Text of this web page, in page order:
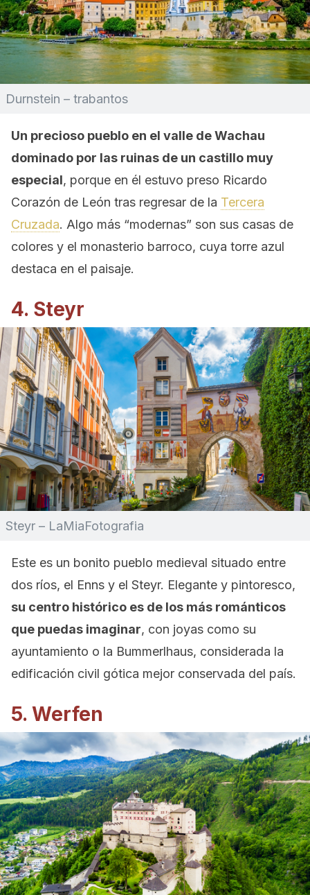
Durnstein – trabantos
Un precioso pueblo en el valle de Wachau
dominado por las ruinas de un castillo muy
especial, porque en él estuvo preso Ricardo
Corazón de León tras regresar de la Tercera
Cruzada. Algo más “modernas” son sus casas de
colores y el monasterio barroco, cuya torre azul
destaca en el paisaje.
4. Steyr
Steyr – LaMiaFotografia
Este es un bonito pueblo medieval situado entre
dos ríos, el Enns y el Steyr. Elegante y pintoresco,
su centro histórico es de los más románticos
que puedas imaginar, con joyas como su
ayuntamiento o la Bummerlhaus, considerada la
edificación civil gótica mejor conservada del país.
5. Werfen